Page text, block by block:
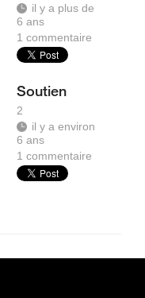
il y a plus de
6 ans
1commentaire
Soutien
2
il y a environ
6 ans
1commentaire